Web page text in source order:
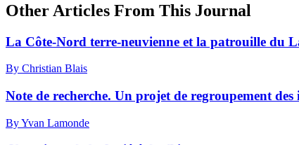
Other Articles From This Journal
La Côte-Nord terre-neuvienne et la patrouille du
By Christian Blais
Note de recherche. Un projet de regroupement des
By Yvan Lamonde